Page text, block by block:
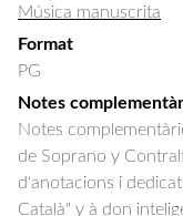
Música manuscrita
Format
PG
Notes
Notes
de Soprano y
d'anotacions i
Català" y à don